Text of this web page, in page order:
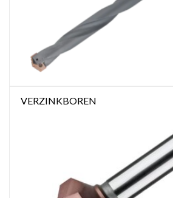
Verspaanbaar materiaal |
Werkplaatsinrichting |
Cadeaubonnen &
Relatiegeschenken |
VERZINKBOREN